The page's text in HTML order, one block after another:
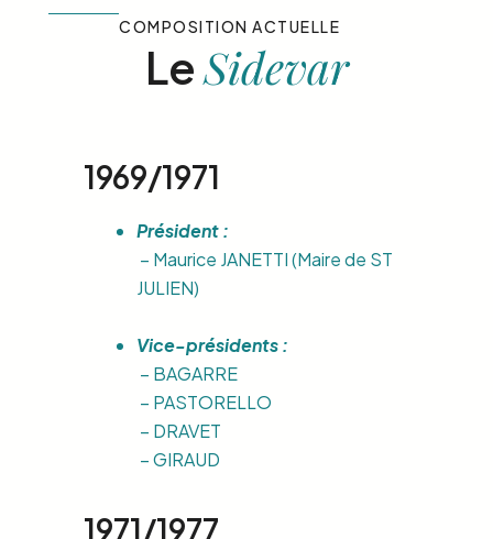
COMPOSITION ACTUELLE
LeSidevar
1969/1971
Président :
– Maurice JANETTI (Maire de ST
JULIEN)
Vice-présidents :
– BAGARRE
– PASTORELLO
– DRAVET
– GIRAUD
1971/1977